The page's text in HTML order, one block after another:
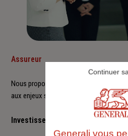
Assureur
Nous proposons à nos clients des
aux enjeux sociétaux et
Investisseur responsable
Generali vous
Continuer